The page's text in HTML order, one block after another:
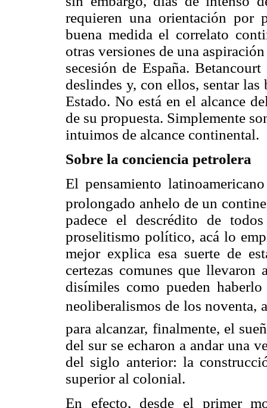
requieren una orientación por
buena medida el correlato
otras versiones de una
secesión de España.
deslindes y, con ellos, sentar
Estado. No está en el alcance
de su propuesta. Simplemente
intuimos de alcance continental.
Sobre la conciencia petrolera
El pensamiento
prolongado anhelo de un
padece el descrédito de
proselitismo político, acá lo
mejor explica esa suerte de
certezas comunes que
disímiles como pueden
neoliberalismos de los
para alcanzar, finalmente, el
del sur se echaron a andar una
del siglo anterior: la
superior al colonial.
En efecto, desde el primer